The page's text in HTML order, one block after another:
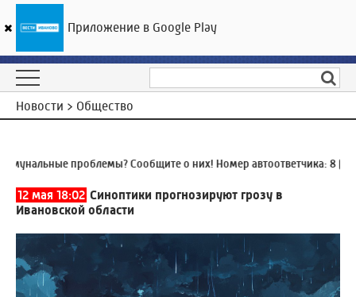
ГТРК «Ивтелерадио»
Новости > Общество
проблемы? Сообщите о них! Номер автоответчика:8
12 мая 18:02 Синоптики прогнозируют грозу в
Ивановской области
Приложение в Google Play